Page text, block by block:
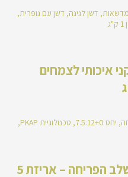
איכותי לצמחים
פורח עד – דשן נוזלי לשלב הפריחה – אריזת 5